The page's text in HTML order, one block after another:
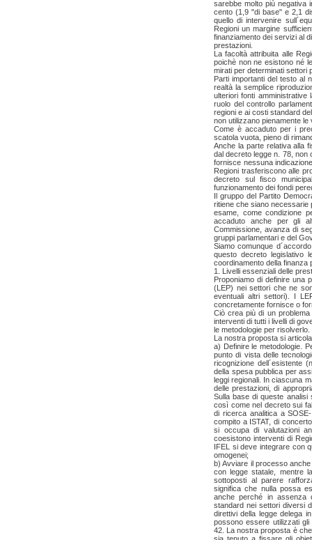
sarebbe molto più negativa
cento (1,9 "di base" e 2,1
quello di intervenire
Regioni un margine
finanziamento dei servizi al
prestazioni.
La facoltà attribuita alle
poichè non ne esistono né
mirati per determinati settori
Parti importanti del testo al
realtà la semplice
ulteriori fonti
ruolo del controllo
regioni e ai costi standard
non utilizzano pienamente
Come è accaduto per i
scatola vuota, pieno di
Anche la parte relativa alla
dal decreto legge n. 78, non
fornisce nessuna
Regioni trasferiscono alle
decreto sul fisco
funzionamento dei fondi
Il gruppo del Partito
ritiene che siano necessarie
esame, come condizione
accaduto anche per gli
Commissione, avanza di
gruppi parlamentari e del
Siamo comunque
questo decreto legislativo
coordinamento della finanza
1. Livelli essenziali delle
Proponiamo di definire una
(LEP) nei settori che ne
eventuali altri settori). I
concretamente fornisce o
Ciò crea più di un
interventi di tutti i livelli di
le metodologie per risolverlo.
La nostra proposta si
a) Definire le metodologie.
punto di vista delle
ricognizione dell´esistente
della spesa pubblica per
leggi regionali. In ciascuna
delle prestazioni, di
Sulla base di queste analisi
così come nel decreto sui
di ricerca analitica a
compito a ISTAT, di
si occupa di valutazioni
coesistono interventi di
IFEL si deve integrare con
omogenei;
b) Avviare il processo
con legge statale, mentre
sottoposti al parere
significa che nulla possa
anche perché in assenza
standard nei settori diversi
direttivi della legge delega
possono essere utilizzati
42. La nostra proposta è